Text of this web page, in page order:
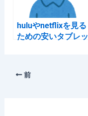
k
huluやnetflixを見る
ための安いタブレッ
前